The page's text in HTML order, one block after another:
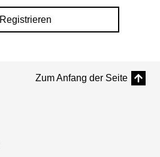
Registrieren
Zum Anfang der Seite